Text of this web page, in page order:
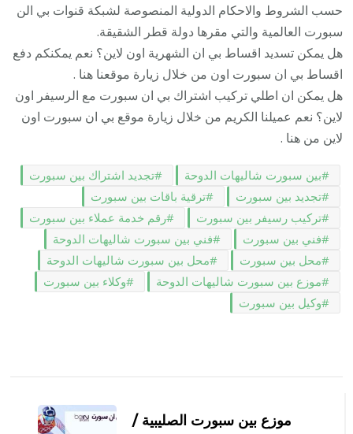
حسب الشروط والاحكام الدولية المنصوصة لشبكة قنوات بي الن
سبورت العالمية والتي مقرها دولة قطر الشقيقة.
هل يمكن تسديد اقساط بي ان الشهرية اون لاين؟ نعم يمكنكم دفع
اقساط بي ان سبورت اون من خلال زيارة موقعنا هنا .
هل يمكن ان اطلي تركيب اشتراك بي ان سبورت مع الرسيفر اون
لاين؟ نعم عميلنا الكريم من خلال زيارة موقع بي ان سبورت اون
لاين من هنا .
بين سبورت شاليهات الدوحة
تجديد اشتراك بين سبورت
تجديد بين سبورت
ترقية باقات بين سبورت
تركيب رسيفر بين سبورت
رقم خدمة عملاء بين سبورت
فني بين سبورت
فني بين سبورت شاليهات الدوحة
محل بين سبورت
محل بين سبورت شاليهات الدوحة
موزع بين سبورت شاليهات الدوحة
وكلاء بين سبورت
وكيل بين سبورت
موزع بين سبورت الصليبية /